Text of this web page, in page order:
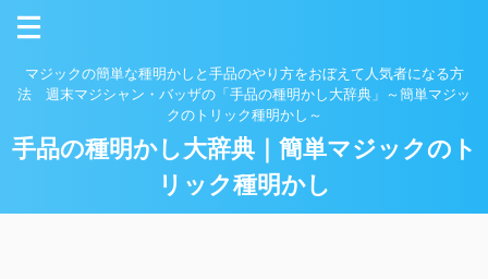
マジックの簡単な種明かしと手品のやり方をおぼえて人気者になる方
法 週末マジシャン・バッザの「手品の種明かし大辞典」～簡単マジッ
クのトリック種明かし～
手品の種明かし大辞典｜簡単マジックのト
リック種明かし